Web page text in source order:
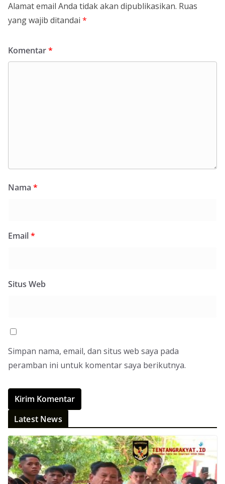
Alamat email Anda tidak akan dipublikasikan. Ruas
yang wajib ditandai *
Komentar*
Nama *
Email*
Situs Web
Simpan nama, email, dan situs web saya pada
peramban ini untuk komentar saya berikutnya.
Latest News